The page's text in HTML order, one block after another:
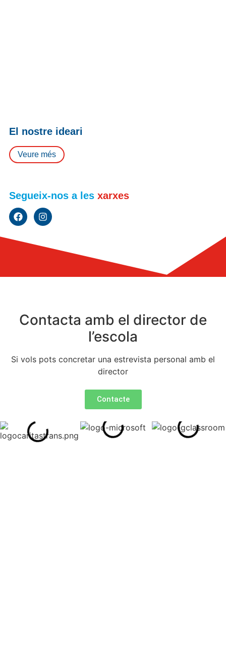
El nostre ideari
Veure més
Segueix-nos a les xarxes
Contacta amb el director de
l’escola
Si vols pots concretar una estrevista personal amb el
director
Contacte